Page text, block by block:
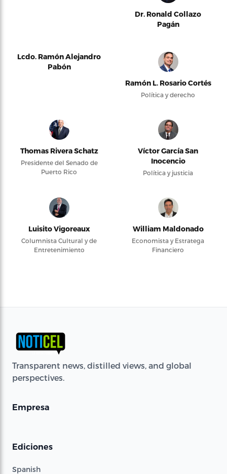
Dr. Ronald Collazo
Pagán
Lcdo. Ramón Alejandro
Pabón
Ramón L. Rosario Cortés
Política y derecho
Thomas Rivera Schatz
Presidente del Senado de
Puerto Rico
Víctor García San
Inocencio
Política y justicia
Luisito Vigoreaux
Columnista Cultural y de
Entretenimiento
William Maldonado
Economista y Estratega
Financiero
Transparent news, distilled views, and global
perspectives.
Empresa
Ediciones
Spanish